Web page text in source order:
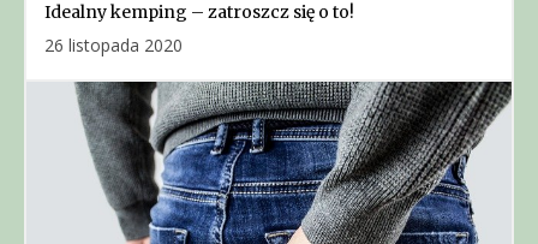
Idealny kemping – zatroszcz się o to!
26 listopada 2020